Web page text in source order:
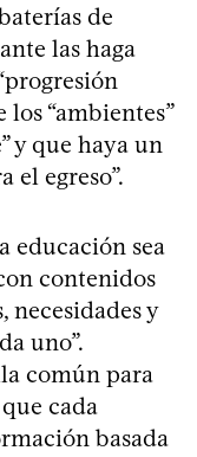
de
las haga
los “ambientes”
y que haya un
el egreso”.
educación sea
contenidos
necesidades y
uno”.
común para
cada
basada